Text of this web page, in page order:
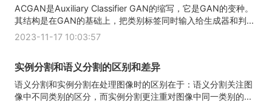
ACGAN是Auxiliary Classifier GAN的缩写，它是GAN的变种。
其结构是在GAN的基础上，把类别标签同时输入给生成器和判...
2023-11-17 10:03:57
实例分割和语义分割的区别和差异
语义分割和实例分割在处理图像时的区别在于：语义分割关注图
像中不同类别的区分，而实例分割更注重对图像中同一类别的...